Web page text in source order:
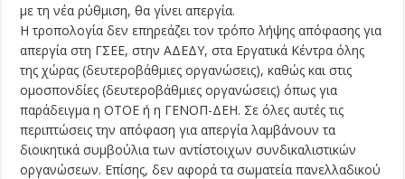
με τη νέα ρύθμιση, θα γίνει απεργία.
Η τροπολογία δεν επηρεάζει τον τρόπο λήψης απόφασης για
απεργία στη ΓΣΕΕ, στην ΑΔΕΔΥ, στα Εργατικά Κέντρα όλης
της χώρας (δευτεροβάθμιες οργανώσεις), καθώς και στις
ομοσπονδίες (δευτεροβάθμιες οργανώσεις) όπως για
παράδειγμα η ΟΤΟΕ ή η ΓΕΝΟΠ-ΔΕΗ. Σε όλες αυτές τις
περιπτώσεις την απόφαση για απεργία λαμβάνουν τα
διοικητικά συμβούλια των αντίστοιχων συνδικαλιστικών
οργανώσεων. Επίσης, δεν αφορά τα σωματεία πανελλαδικού